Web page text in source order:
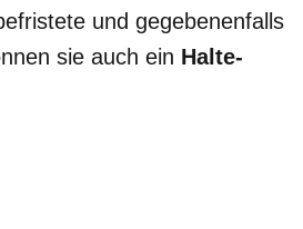
und gegebenenfalls
sie auch ein Halte-